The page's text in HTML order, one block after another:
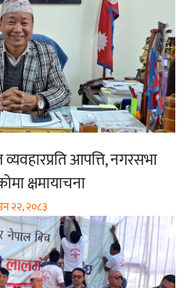
व्यवहारप्रति आपत्ति, नगरसभा
क्षमायाचना
२२, २०८३